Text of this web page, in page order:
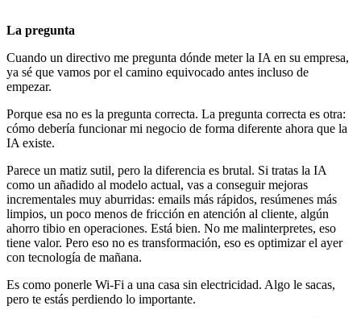
La pregunta
Cuando un directivo me pregunta dónde meter la IA en su empresa,
ya sé que vamos por el camino equivocado antes incluso de
empezar.
Porque esa no es la pregunta correcta. La pregunta correcta es otra:
cómo debería funcionar mi negocio de forma diferente ahora que la
IA existe.
Parece un matiz sutil, pero la diferencia es brutal. Si tratas la IA
como un añadido al modelo actual, vas a conseguir mejoras
incrementales muy aburridas: emails más rápidos, resúmenes más
limpios, un poco menos de fricción en atención al cliente, algún
ahorro tibio en operaciones. Está bien. No me malinterpretes, eso
tiene valor. Pero eso no es transformación, eso es optimizar el ayer
con tecnología de mañana.
Es como ponerle Wi-Fi a una casa sin electricidad. Algo le sacas,
pero te estás perdiendo lo importante.